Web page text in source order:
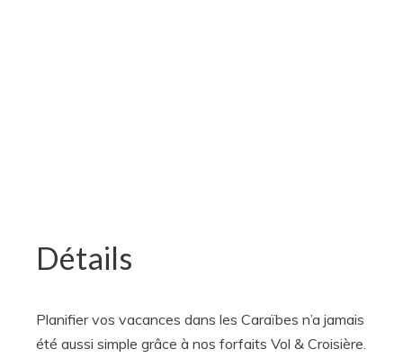
Détails
Planifier vos vacances dans les Caraïbes n’a jamais
été aussi simple grâce à nos forfaits Vol & Croisière.